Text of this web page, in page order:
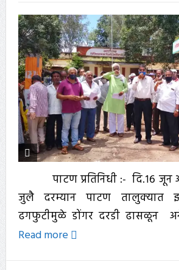
पाटण प्रतिनिधी :- दि.१६ जून
जुलै दरम्यान पाटण तालुक्यात
ढगफुटीमुळे डोंगर दरडी ढासळून
Read more